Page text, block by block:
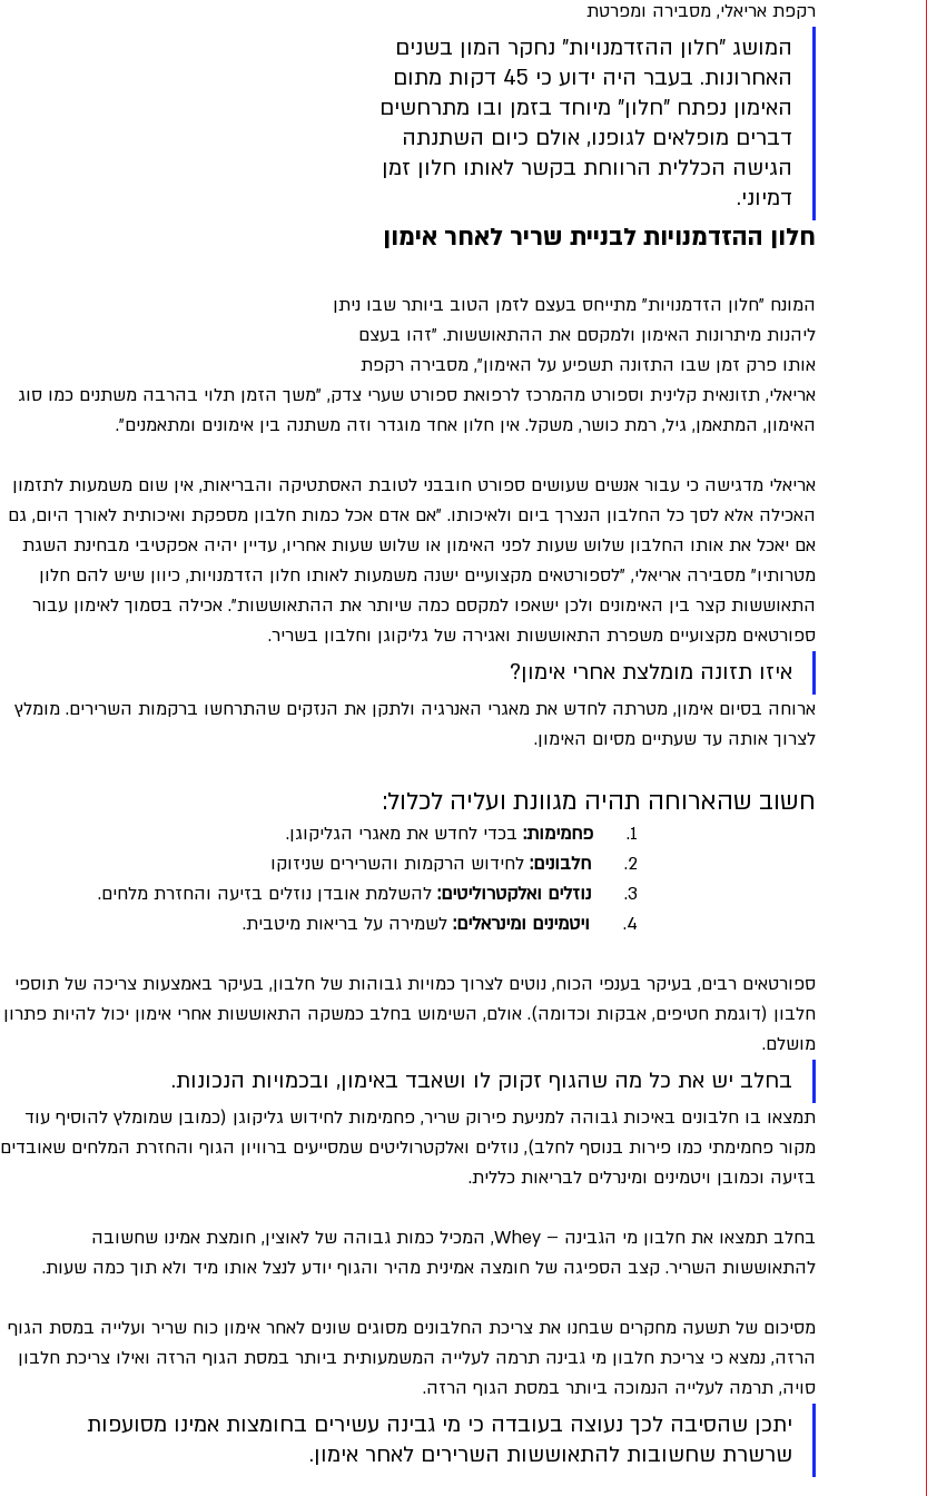
רקפת אריאלי, מסבירה ומפרטת
המושג "חלון ההזדמנויות" נחקר המון בשנים
האחרונות. בעבר היה ידוע כי 45 דקות מתום
האימון נפתח "חלון" מיוחד בזמן ובו מתרחשים
דברים מופלאים לגופנו, אולם כיום השתנתה
הגישה הכללית הרווחת בקשר לאותו חלון זמן
דמיוני.
חלון ההזדמנויות לבניית שריר לאחר אימון
המונח "חלון הזדמנויות" מתייחס בעצם לזמן הטוב ביותר שבו ניתן
ליהנות מיתרונות האימון ולמקסם את ההתאוששות. "זהו בעצם
אותו פרק זמן שבו התזונה תשפיע על האימון", מסבירה רקפת
אריאלי, תזונאית קלינית וספורט מהמרכז לרפואת ספורט שערי צדק, "משך הזמן תלוי בהרבה משתנים כמו סוג
האימון, המתאמן, גיל, רמת כושר, משקל. אין חלון אחד מוגדר וזה משתנה בין אימונים ומתאמנים".
אריאלי מדגישה כי עבור אנשים שעושים ספורט חובבני לטובת האסתטיקה והבריאות, אין שום משמעות לתזמון
האכילה אלא לסך כל החלבון הנצרך ביום ולאיכותו. "אם אדם אכל כמות חלבון מספקת ואיכותית לאורך היום, גם
אם יאכל את אותו החלבון שלוש שעות לפני האימון או שלוש שעות אחריו, עדיין יהיה אפקטיבי מבחינת השגת
מטרותיו" מסבירה אריאלי, "לספורטאים מקצועיים ישנה משמעות לאותו חלון הזדמנויות, כיוון שיש להם חלון
התאוששות קצר בין האימונים ולכן ישאפו למקסם כמה שיותר את ההתאוששות". אכילה בסמוך לאימון עבור
ספורטאים מקצועיים משפרת התאוששות ואגירה של גליקוגן וחלבון בשריר.
איזו תזונה מומלצת אחרי אימון?
ארוחה בסיום אימון, מטרתה לחדש את מאגרי האנרגיה ולתקן את הנזקים שהתרחשו ברקמות השרירים. מומלץ
לצרוך אותה עד שעתיים מסיום האימון.
חשוב שהארוחה תהיה מגוונת ועליה לכלול:
1. פחמימות: בכדי לחדש את מאגרי הגליקוגן.
2.
חלבונים: לחידוש הרקמות והשרירים שניזוקו
3.
נוזלים ואלקטרוליטים: להשלמת אובדן נוזלים בזיעה והחזרת מלחים.
4.
ויטמינים ומינראלים: לשמירה על בריאות מיטבית.
ספורטאים רבים, בעיקר בענפי הכוח, נוטים לצרוך כמויות גבוהות של חלבון, בעיקר באמצעות צריכה של תוספי
חלבון (דוגמת חטיפים, אבקות וכדומה). אולם, השימוש בחלב כמשקה התאוששות אחרי אימון יכול להיות פתרון
מושלם.
בחלב יש את כל מה שהגוף זקוק לו ושאבד באימון, ובכמויות הנכונות.
תמצאו בו חלבונים באיכות גבוהה למניעת פירוק שריר, פחמימות לחידוש גליקוגן (כמובן שמומלץ להוסיף עוד
מקור פחמימתי כמו פירות בנוסף לחלב), נוזלים ואלקטרוליטים שמסייעים ברוויון הגוף והחזרת המלחים שאובדים
בזיעה וכמובן ויטמינים ומינרלים לבריאות כללית.
בחלב תמצאו את חלבון מי הגבינה – Whey, המכיל כמות גבוהה של לאוצין, חומצת אמינו שחשובה
להתאוששות השריר. קצב הספיגה של חומצה אמינית מהיר והגוף יודע לנצל אותו מיד ולא תוך כמה שעות.
מסיכום של תשעה מחקרים שבחנו את צריכת החלבונים מסוגים שונים לאחר אימון כוח שריר ועלייה במסת הגוף
הרזה, נמצא כי צריכת חלבון מי גבינה תרמה לעלייה המשמעותית ביותר במסת הגוף הרזה ואילו צריכת חלבון
סויה, תרמה לעלייה הנמוכה ביותר במסת הגוף הרזה.
יתכן שהסיבה לכך נעוצה בעובדה כי מי גבינה עשירים בחומצות אמינו מסועפות
שרשרת שחשובות להתאוששות השרירים לאחר אימון.